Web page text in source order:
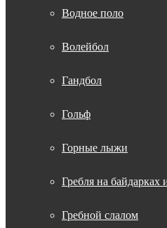
Водное поло
Волейбол
Гандбол
Гольф
Горные лыжи
Гребля на байдарках
Гребной слалом